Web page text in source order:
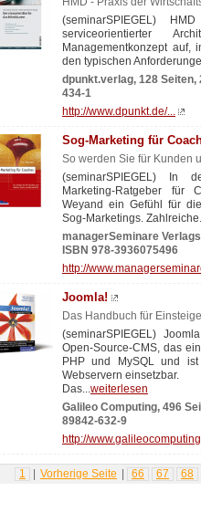
(seminarSPIEGEL)
serviceorientierter
Managementkonzept auf,
den typischen
dpunkt.verlag, 128 Seiten,
434-1
http://www.dpunkt.de/...
Sog-Marketing für
So werden Sie für Kunden
(seminarSPIEGEL) In
Marketing-Ratgeber für
Weyand ein Gefühl für
Sog-Marketings.
managerSeminare
ISBN 978-3936075496
http://
Joomla!
Das Handbuch für
(seminarSPIEGEL)
Open-Source-CMS, das
PHP und MySQL und
Webservern einsetzbar.
Das... weiterlesen
Galileo Computing, 496
89842-632-9
http://
1 Vorherige Seite 66 67 68